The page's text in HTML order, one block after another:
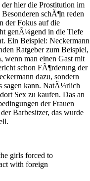
hier die Prostitution im
schÃ¶n reden
der Fokus auf die
genÃ¼gend in die Tiefe
Ein Beispiel: Neckermann
Ratgeber zum Beispiel,
wenn man einen Gast mit
schon FÃ¶rderung der
dazu, sondern
sagen kann. NatÃ¼rlich
Sex zu kaufen. Das an
der Frauen
Barbesitzer, das wurde
girls forced to
with foreign